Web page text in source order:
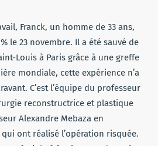
Franck, un homme de 33 ans,
le 23 novembre. Il a été sauvé de
Louis à Paris grâce à une greffe
mondiale, cette expérience n’a
C’est l’équipe du professeur
reconstructrice et plastique
Alexandre Mebaza en
ont réalisé l’opération risquée.